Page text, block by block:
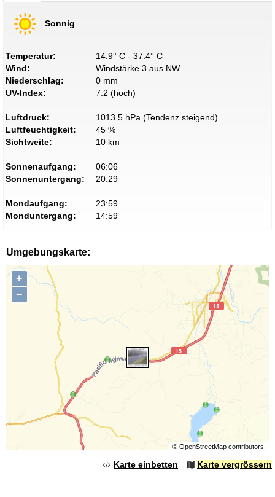
Sonnig
Temperatur:
14.9° C - 37.4° C
Wind:
Windstärke 3 aus NW
Niederschlag:
0 mm
UV-Index:
7.2 (hoch)
Luftdruck:
1013.5 hPa (Tendenz steigend)
Luftfeuchtigkeit:
45 %
Sichtweite:
10 km
Sonnenaufgang:
06:06
Sonnenuntergang:
20:29
Mondaufgang:
23:59
Monduntergang:
14:59
Umgebungskarte:
+
−
© OpenStreetMapcontributors.
Karte einbetten Karte vergrössern